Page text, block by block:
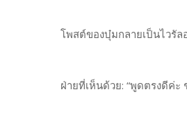
โพสต์ของบุ๋มกลายเป็นไวรัล
ฝ่ายที่เห็นด้วย: “พูดตรงดีค่